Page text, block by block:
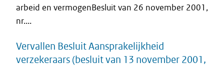
arbeid en vermogenBesluit van 26 november 2001,
nr....
Vervallen Besluit Aansprakelijkheid
verzekeraars (besluit van 13 november 2001,